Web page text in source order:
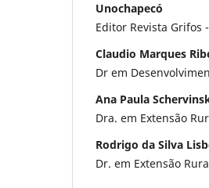
Unochapecó
Editor Revista Grifos
Claudio Marques
Dr em
Ana Paula
Dra. em Extensão
Rodrigo da Silva
Dr. em Extensão